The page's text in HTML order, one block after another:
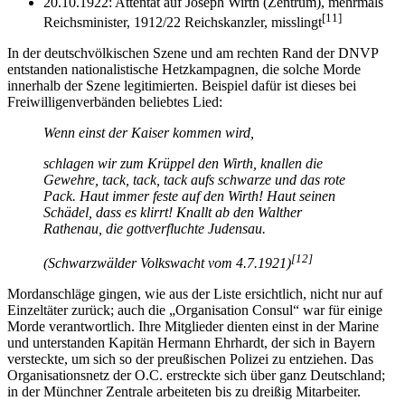
Reichsminister, 1912/22 Reichskanzler, misslingt[11]
In der deutschvölkischen Szene und am rechten Rand der DNVP
entstanden nationalistische Hetzkampagnen, die solche Morde
innerhalb der Szene legitimierten. Beispiel dafür ist dieses bei
Freiwilligenverbänden beliebtes Lied:
Wenn einst der Kaiser kommen wird,
schlagen wir zum Krüppel den Wirth, knallen die
Gewehre, tack, tack, tack aufs schwarze und das rote
Pack. Haut immer feste auf den Wirth! Haut seinen
Schädel, dass es klirrt! Knallt ab den Walther
Rathenau, die gottverfluchte Judensau.
(Schwarzwälder Volkswacht vom 4.7.1921)[12]
Mordanschläge gingen, wie aus der Liste ersichtlich, nicht nur auf
Einzeltäter zurück; auch die „Organisation Consul“ war für einige
Morde verantwortlich. Ihre Mitglieder dienten einst in der Marine
und unterstanden Kapitän Hermann Ehrhardt, der sich in Bayern
versteckte, um sich so der preußischen Polizei zu entziehen. Das
Organisationsnetz der O.C. erstreckte sich über ganz Deutschland;
in der Münchner Zentrale arbeiteten bis zu dreißig Mitarbeiter.